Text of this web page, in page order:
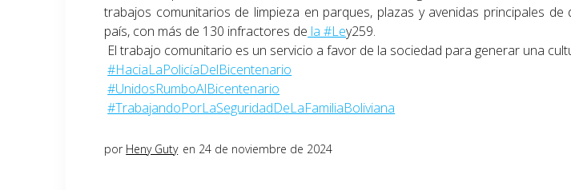
trabajos comunitarios de limpieza en parques, plazas y avenidas principales
país, con más de 130 infractores de la #Ley259.
El trabajo comunitario es un servicio a favor de la sociedad para generar una
#HaciaLaPolicíaDelBicentenario
#UnidosRumboAlBicentenario
#TrabajandoPorLaSeguridadDeLaFamiliaBoliviana
por Heny Guty en 24 de noviembre de 2024